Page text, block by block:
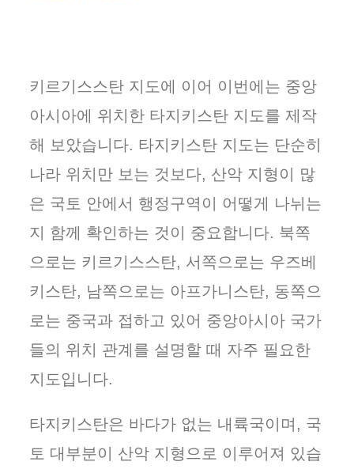
키르기스스탄 지도에 이어 이번에는 중앙
아시아에 위치한 타지키스탄 지도를 제작
해 보았습니다. 타지키스탄 지도는 단순히
나라 위치만 보는 것보다, 산악 지형이 많
은 국토 안에서 행정구역이 어떻게 나뉘는
지 함께 확인하는 것이 중요합니다. 북쪽
으로는 키르기스스탄, 서쪽으로는 우즈베
키스탄, 남쪽으로는 아프가니스탄, 동쪽으
로는 중국과 접하고 있어 중앙아시아 국가
들의 위치 관계를 설명할 때 자주 필요한
지도입니다.
타지키스탄은 바다가 없는 내륙국이며, 국
토 대부분이 산악 지형으로 이루어져 있습